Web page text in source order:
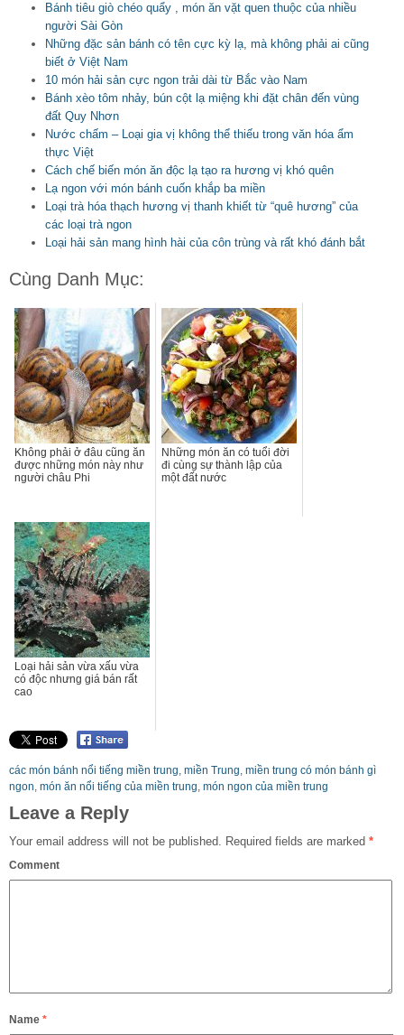
Bánh tiêu giò chéo quẩy , món ăn vặt quen thuộc của nhiều
người Sài Gòn
Những đặc sản bánh có tên cực kỳ lạ, mà không phải ai cũng
biết ở Việt Nam
10 món hải sản cực ngon trải dài từ Bắc vào Nam
Bánh xèo tôm nhảy, bún cột lạ miệng khi đặt chân đến vùng
đất Quy Nhơn
Nước chấm – Loại gia vị không thể thiếu trong văn hóa ẩm
thực Việt
Cách chế biến món ăn độc lạ tạo ra hương vị khó quên
Lạ ngon với món bánh cuốn khắp ba miền
Loại trà hóa thạch hương vị thanh khiết từ “quê hương” của
các loại trà ngon
Loại hải sản mang hình hài của côn trùng và rất khó đánh bắt
Cùng Danh Mục:
Không phải ở đâu cũng ăn
được những món này như
người châu Phi
Những món ăn có tuổi đời
đi cùng sự thành lập của
một đất nước
Loại hải sản vừa xấu vừa
có độc nhưng giá bán rất
cao
các món bánh nổi tiếng miền trung, miền Trung, miền trung có món bánh gì
ngon, món ăn nổi tiếng của miền trung, món ngon của miền trung
Leave a Reply
Your email address will not be published. Required fields are marked *
Comment
Name *